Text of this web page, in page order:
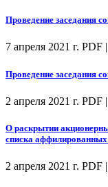
Проведение заседания
7 апреля 2021 г. PDF
Проведение заседания
2 апреля 2021 г. PDF
О раскрытии
списка
2 апреля 2021 г. PDF